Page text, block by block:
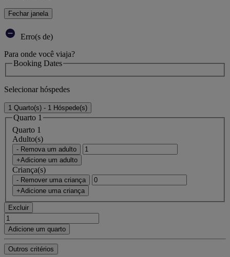
Fechar janela
Erro(s de)
Para onde você viaja?
Booking Dates
Selecionar hóspedes
1 Quarto(s) - 1 Hóspede(s)
Quarto 1
Quarto 1
Adulto(s)
- Remova um adulto
+Adicione um adulto
Criança(s)
- Remover uma criança
+Adicione uma criança
Excluir
Adicione um quarto
Outros critérios